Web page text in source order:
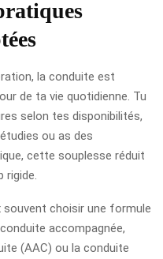
la conduite est
de ta vie quotidienne. Tu
selon tes disponibilités,
ou as des
cette souplesse réduit
rigide.
choisir une formule
accompagnée,
(AAC) ou la conduite